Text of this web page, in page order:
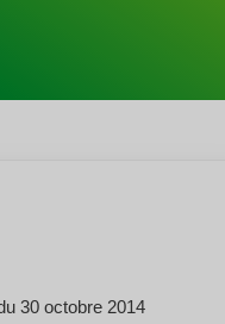
30 octobre 2014